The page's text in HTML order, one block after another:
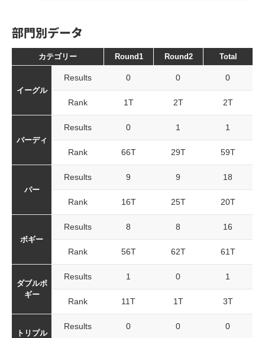
部門別データ
カテゴリー Round1 Round2 Total
イーグル
Results 0 0 0
Rank 1T 2T 2T
バーディ
Results 0 1 1
Rank 66T 29T 59T
パー
Results 9 9 18
Rank 16T 25T 20T
ボギー
Results 8 8 16
Rank 56T 62T 61T
ダブルボ
ギー
Results 1 0 1
Rank 11T 1T 3T
トリプル
Results 0 0 0